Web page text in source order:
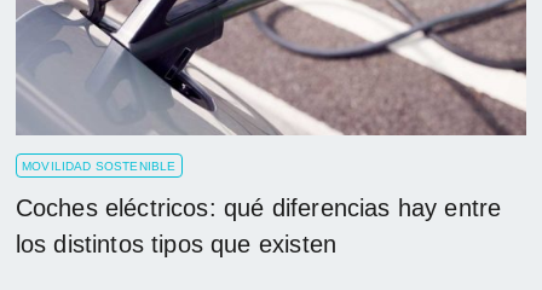
MOVILIDAD SOSTENIBLE
Coches eléctricos: qué diferencias hay entre
los distintos tipos que existen